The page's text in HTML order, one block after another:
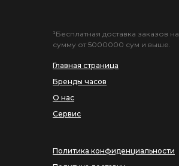
Главная страница
Бренды часов
О нас
Сервис
¹Бесплатная доставка заказов на
сумму от 5000000 сум и выше.
Политика конфиденциальности